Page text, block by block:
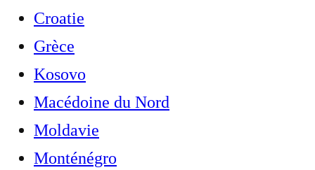
Croatie
Grèce
Kosovo
Macédoine du Nord
Moldavie
Monténégro